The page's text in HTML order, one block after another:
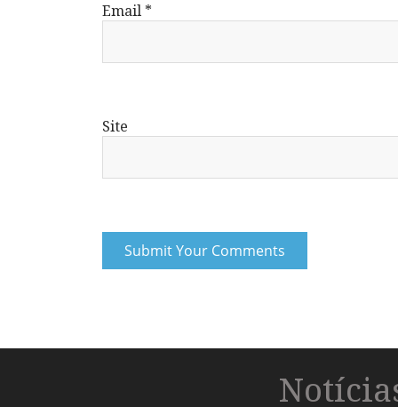
Email *
Site